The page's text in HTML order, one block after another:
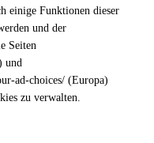
einige Funktionen dieser
und der
Seiten
und
ad-choices/ (Europa)
zu verwalten.